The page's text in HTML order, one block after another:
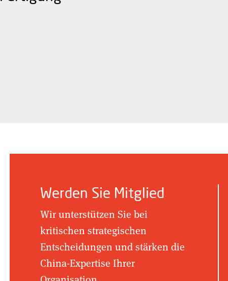
Werden Sie Mitglied
Wir unterstützen Sie bei
kritischen strategischen
Entscheidungen und stärken die
China-Expertise Ihrer